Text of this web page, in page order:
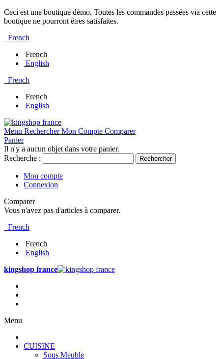
Ceci est une boutique démo. Toutes les commandes passées via cette
boutique ne pourront êtres satisfaites.
French
French
English
French
French
English
Menu Rechercher Mon Compte Comparer
Panier
Il n'y a aucun objet dans votre panier.
Recherche :
Rechercher
Mon compte
Connexion
Comparer
Vous n'avez pas d'articles à comparer.
French
French
English
kingshop france
Menu
CUISINE
Sous Meuble